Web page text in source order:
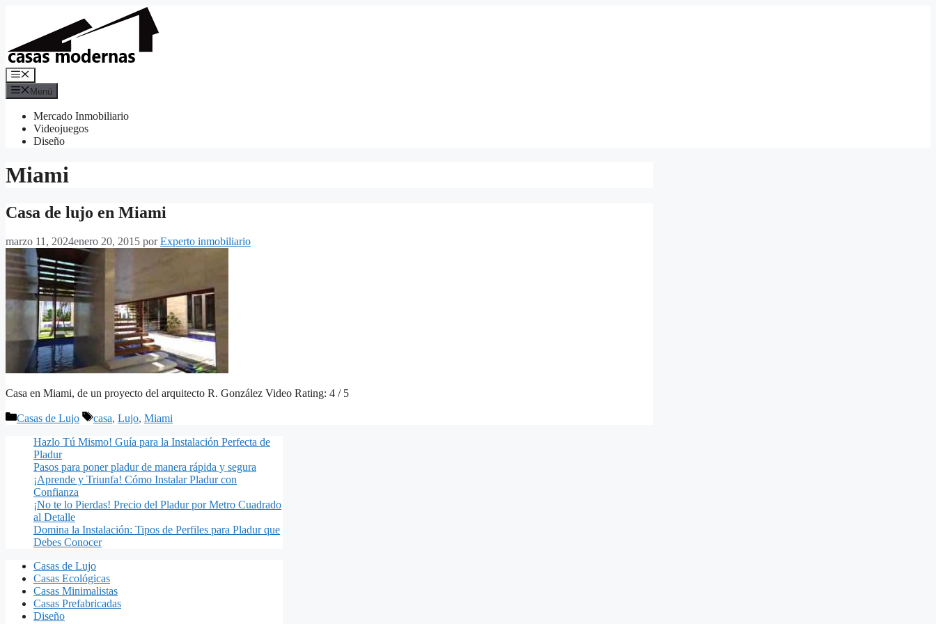
contenido
Menú
Menú
Mercado Inmobiliario
Videojuegos
Diseño
Miami
Casa de lujo en Miami
marzo 11, 2024enero 20, 2015 porExperto inmobiliario
Casa en Miami, de un proyecto del arquitecto R. González Video Rating: 4 / 5
Categorías
Casas de Lujo Etiquetas
casa, Lujo, Miami
Hazlo Tú Mismo! Guía para la Instalación Perfecta de
Pladur
Pasos para poner pladur de manera rápida y segura
¡Aprende y Triunfa! Cómo Instalar Pladur con
Confianza
¡No te lo Pierdas! Precio del Pladur por Metro Cuadrado
al Detalle
Domina la Instalación: Tipos de Perfiles para Pladur que
Debes Conocer
Casas de Lujo
Casas Ecológicas
Casas Minimalistas
Casas Prefabricadas
Diseño